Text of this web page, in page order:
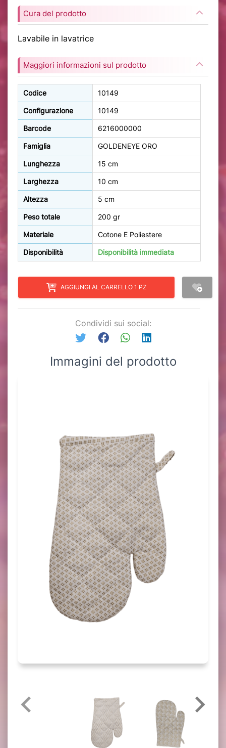
Cura del prodotto
Lavabile in lavatrice
Maggiori informazioni sul prodotto
Codice 10149
Configurazione 10149
Barcode 6216000000
Famiglia GOLDENEYE ORO
Lunghezza 15 cm
Larghezza 10 cm
Altezza 5 cm
Peso totale 200 gr
Materiale Cotone E Poliestere
Disponibilità Disponibilità immediata
AGGIUNGI AL CARRELLO 1 PZ
Condividi sui social:
Immagini del prodotto